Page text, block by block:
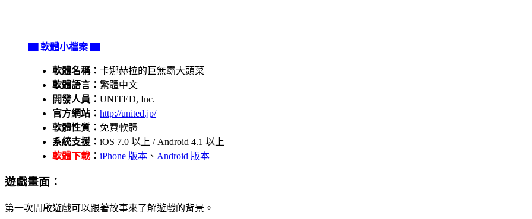
▇ 軟體小檔案 ▇
軟體名稱： 卡娜赫拉的巨無霸大頭菜
軟體語言： 繁體中文
開發人員： UNITED, Inc.
官方網站： http://united.jp/
軟體性質： 免費軟體
系統支援： iOS 7.0 以上 / Android 4.1 以上
軟體下載 ： iPhone 版本 、 Android 版本
遊戲畫面：
第一次開啟遊戲可以跟著故事來了解遊戲的背景。